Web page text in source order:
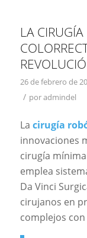
LA
26 de febrero de
/ poradmindel
La cirugía
innovaciones
cirugía
emplea
Da Vinci
cirujanos en
complejos